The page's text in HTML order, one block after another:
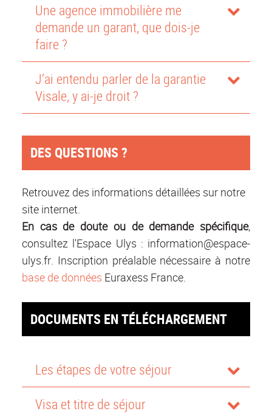
Une agence immobilière me
demande un garant, que dois-je
faire ?
J’ai entendu parler de la garantie
Visale, y ai-je droit ?
DES QUESTIONS ?
Retrouvez des informations détaillées sur notre
site internet.
En cas de doute ou de demande spécifique,
consultez l'Espace Ulys : information@espace-
ulys.fr . Inscription préalable nécessaire à notre
base de données Euraxess France.
DOCUMENTS EN TÉLÉCHARGEMENT
Les étapes de votre séjour
Visa et titre de séjour